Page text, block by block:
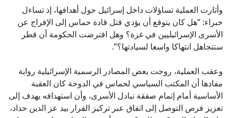
وأثارت العملية تساؤلات داخل إسرائيل حول أهدافها، إذ تساءل
خبراء: “هل كان يتوقع أن يؤدي قتل قادة حماس إلى الإفراج عن
الأسرى الإسرائيليين في غزة؟ وهل افترضت الحكومة أن قطر
ستتجاهل انتهاكا واسعا لسيادتها؟”.
وعقب العملية، روجت بعض المصادر الرسمية الإسرائيلية رواية
مفادها أن المكتب السياسي لحماس في الدوحة كان العقبة
الأساسية أمام إتمام صفقة تبادل الأسرى، وأن استهدافه يهدف إلى
تعزيز فرص التوصل إلى اتفاق عبر تركيز القرار بيد عز الدين حداد،